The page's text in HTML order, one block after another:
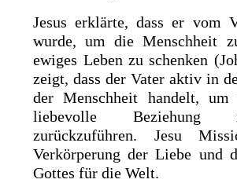
Jesus erklärte, dass er vom
wurde, um die Menschheit
ewiges Leben zu schenken
zeigt, dass der Vater aktiv in
der Menschheit handelt,
liebevolle
zurückzuführen. Jesu
Verkörperung der Liebe und
Gottes für die Welt.